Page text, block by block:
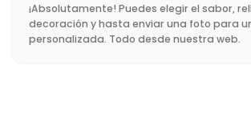
¡Absolutamente! Puedes elegir el sabor,
decoración y hasta enviar una foto para
personalizada. Todo desde nuestra web.